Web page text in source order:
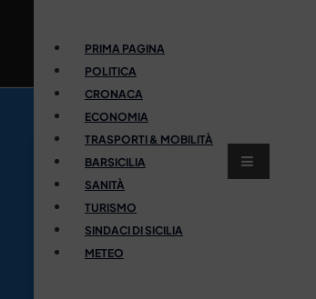
PRIMA PAGINA
POLITICA
CRONACA
ECONOMIA
TRASPORTI & MOBILITÀ
BARSICILIA
SANITÀ
TURISMO
SINDACI DI SICILIA
METEO